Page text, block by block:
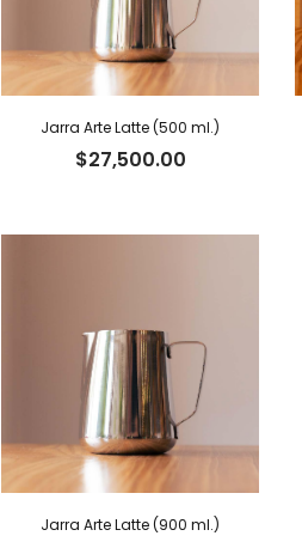
Jarra Arte Latte (500 ml.)
$27,500.00
Jarra Arte Latte (900 ml.)